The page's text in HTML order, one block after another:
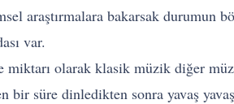
araştırmalara bakarsak durumun
var.
miktarı olarak klasik müzik diğer
bir süre dinledikten sonra yavaş